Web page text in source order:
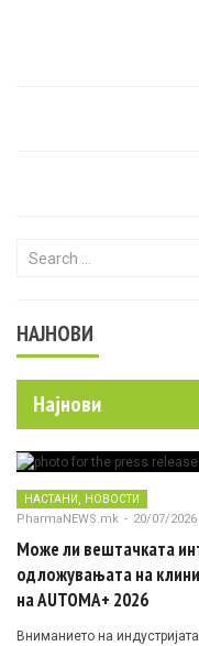
Search for:
НАЈНОВИ
Најнови
НАСТАНИ, НОВОСТИ
PharmaNEWS.mk - 20/07/2026
Може ли вештачката
одложувањата на
на AUTOMA+ 2026
Вниманието на